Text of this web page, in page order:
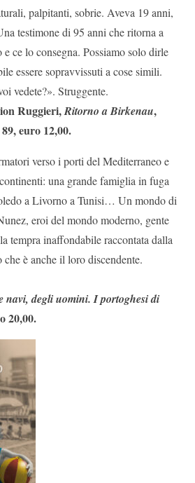
palpitanti, sobrie. Aveva 19 anni,
testimone di 95 anni che ritorna a
ce lo consegna. Possiamo solo dirle
essere sopravvissuti a cose simili.
vedete?». Struggente.
Ruggieri,Ritorno a Birkenau,
euro 12,00.
verso i porti del Mediterraneo e
una grande famiglia in fuga
a Livorno a Tunisi… Un mondo di
eroi del mondo moderno, gente
tempra inaffondabile raccontata dalla
è anche il loro discendente.
navi, degli uomini. I portoghesi di
20,00.